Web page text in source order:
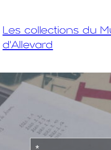
Les collections du
d'Allevard